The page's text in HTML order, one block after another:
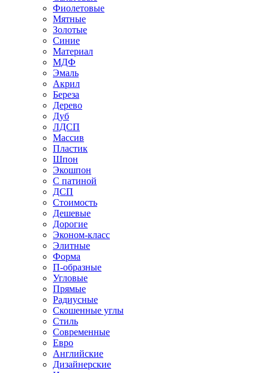
Фиолетовые
Мятные
Золотые
Синие
Материал
МДФ
Эмаль
Акрил
Береза
Дерево
Дуб
ЛДСП
Массив
Пластик
Шпон
Экошпон
С патиной
ДСП
Стоимость
Дешевые
Дорогие
Эконом-класс
Элитные
Форма
П-образные
Угловые
Прямые
Радиусные
Скошенные углы
Стиль
Современные
Евро
Английские
Дизайнерские